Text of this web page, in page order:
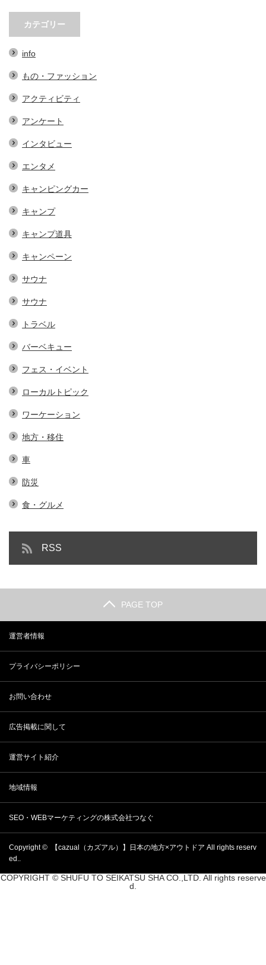
の帽子３選。オ
用的なアイテム…
カテゴリー
info
もの・ファッション
アクティビティ
アンケート
インタビュー
エンタメ
キャンピングカー
キャンプ
キャンプ道具
キャンペーン
サウナ
サウナ
トラベル
バーベキュー
フェス・イベント
ローカルトピック
ワーケーション
地方・移住
車
防災
食・グルメ
RSS
PAGE TOP
運営者情報
プライバシーポリシー
お問い合わせ
広告掲載に関して
運営サイト紹介
地域情報
SEO・WEBマーケティングの株式会社つなぐ
Copyright © 【cazual（カズアル）】日本の地方×アウトドア All rights reserv
ed..
COPYRIGHT © SHUFU TO SEIKATSU SHA CO.,LTD. All rights reserve
d.